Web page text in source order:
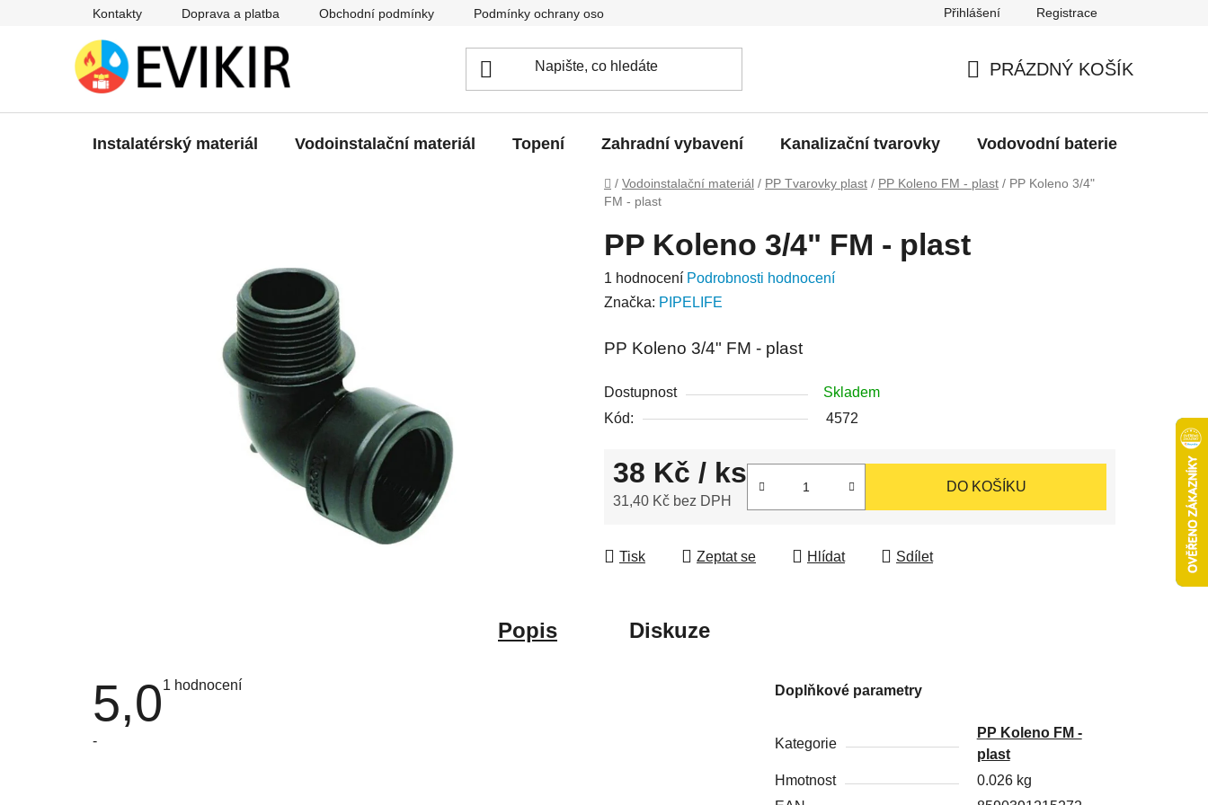
Kontakty Doprava a platba Obchodní podmínky Podmínky ochrany osobních údajů Přihlášení Registrace
KOŠÍK
PRÁZDNÝ KOŠÍK
Instalatérský materiál Vodoinstalační materiál Topení Zahradní vybavení Kanalizační tvarovky Vodovodní baterie
Domů
/ Vodoinstalační materiál / PP Tvarovky plast / PP Koleno FM - plast / PP Koleno 3/4"
FM - plast
PP Koleno 3/4" FM - plast
Průměrné
hodnocení
je
z
5
1 hodnocení Podrobnosti hodnocení
Značka: PIPELIFE
PP Koleno 3/4" FM - plast
Dostupnost
Skladem
Kód:
4572
38 Kč / ks
31,40 Kč bez DPH
DO KOŠÍKU
Tisk Zeptat se Hlídat Sdílet
Popis Diskuze
5,0Průměrné
1 hodnocení
-
Doplňkové parametry
Kategorie
PP Koleno FM -
plast
Hmotnost
0.026 kg